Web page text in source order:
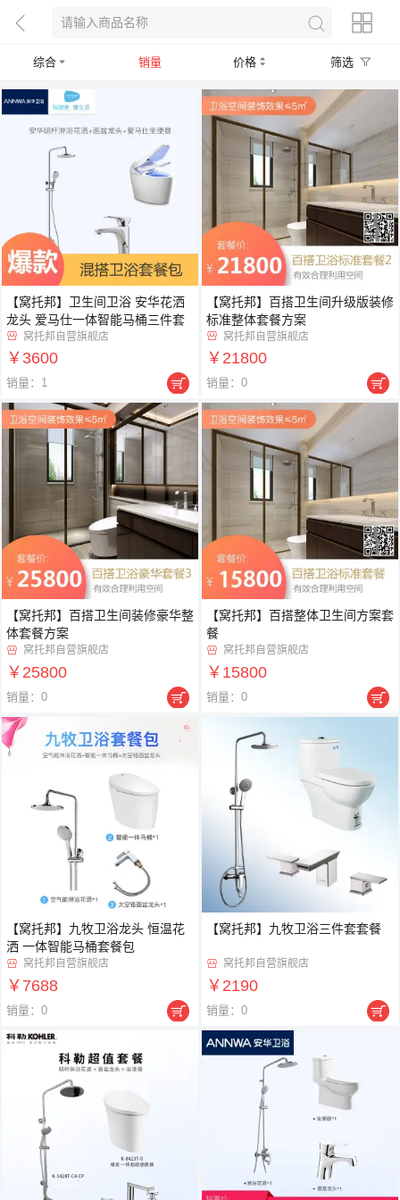
综合 销量 价格 筛选
【窝托邦】卫生间卫浴 安华花洒
龙头 爱马仕一体智能马桶三件套
 窝托邦自营旗舰店
￥3600
销量：1 
【窝托邦】百搭卫生间升级版装修
标准整体套餐方案
 窝托邦自营旗舰店
￥21800
销量：0 
【窝托邦】百搭卫生间装修豪华整
体套餐方案
 窝托邦自营旗舰店
￥25800
销量：0 
【窝托邦】百搭整体卫生间方案套
餐
 窝托邦自营旗舰店
￥15800
销量：0 
【窝托邦】九牧卫浴龙头 恒温花
洒 一体智能马桶套餐包
 窝托邦自营旗舰店
￥7688
销量：0 
【窝托邦】九牧卫浴三件套套餐
 窝托邦自营旗舰店
￥2190
销量：0 